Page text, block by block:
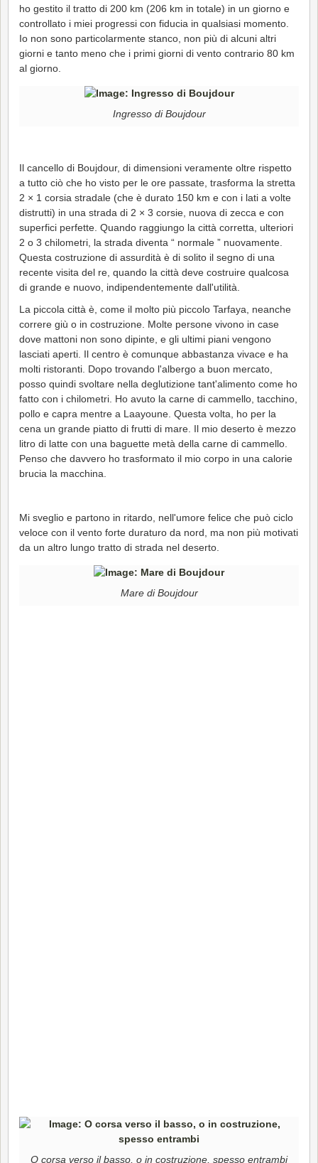
ho gestito il tratto di 200 km (206 km in totale) in un giorno e
controllato i miei progressi con fiducia in qualsiasi momento.
Io non sono particolarmente stanco, non più di alcuni altri
giorni e tanto meno che i primi giorni di vento contrario 80 km
al giorno.
Ingresso di Boujdour
Il cancello di Boujdour, di dimensioni veramente oltre rispetto
a tutto ciò che ho visto per le ore passate, trasforma la stretta
2 × 1 corsia stradale (che è durato 150 km e con i lati a volte
distrutti) in una strada di 2 × 3 corsie, nuova di zecca e con
superfici perfette. Quando raggiungo la città corretta, ulteriori
2 o 3 chilometri, la strada diventa “ normale ” nuovamente.
Questa costruzione di assurdità è di solito il segno di una
recente visita del re, quando la città deve costruire qualcosa
di grande e nuovo, indipendentemente dall'utilità.
La piccola città è, come il molto più piccolo Tarfaya, neanche
correre giù o in costruzione. Molte persone vivono in case
dove mattoni non sono dipinte, e gli ultimi piani vengono
lasciati aperti. Il centro è comunque abbastanza vivace e ha
molti ristoranti. Dopo trovando l'albergo a buon mercato,
posso quindi svoltare nella deglutizione tant'alimento come ho
fatto con i chilometri. Ho avuto la carne di cammello, tacchino,
pollo e capra mentre a Laayoune. Questa volta, ho per la
cena un grande piatto di frutti di mare. Il mio deserto è mezzo
litro di latte con una baguette metà della carne di cammello.
Penso che davvero ho trasformato il mio corpo in una calorie
brucia la macchina.
Mi sveglio e partono in ritardo, nell'umore felice che può ciclo
veloce con il vento forte duraturo da nord, ma non più motivati
da un altro lungo tratto di strada nel deserto.
Mare di Boujdour
O corsa verso il basso, o in costruzione, spesso entrambi